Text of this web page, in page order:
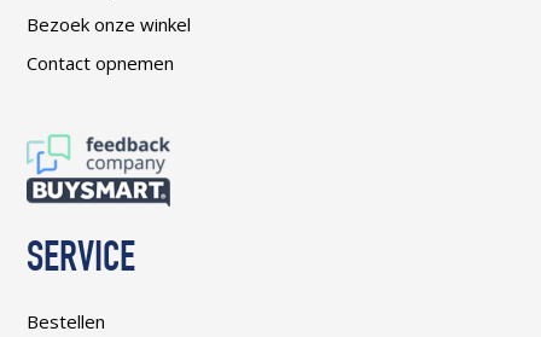
Bezoek onze winkel
Contact opnemen
SERVICE
Bestellen